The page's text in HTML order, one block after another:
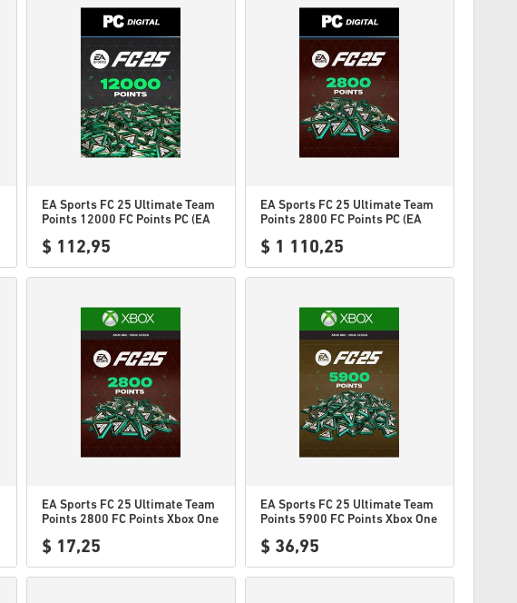
EA Sports FC 25 Ultimate Team
Points 12000 FC Points PC (EA
$ 112,95
EA Sports FC 25 Ultimate Team
Points 2800 FC Points PC (EA
$ 1 110,25
EA Sports FC 25 Ultimate Team
Points 2800 FC Points Xbox One
$ 17,25
EA Sports FC 25 Ultimate Team
Points 5900 FC Points Xbox One
$ 36,95